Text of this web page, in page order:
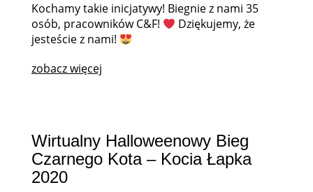
Kochamy takie inicjatywy! Biegnie z nami 35
osób, pracowników C&F!
Dziękujemy, że
jesteście z nami!
zobacz więcej
Wirtualny Halloweenowy Bieg
Czarnego Kota – Kocia Łapka
2020